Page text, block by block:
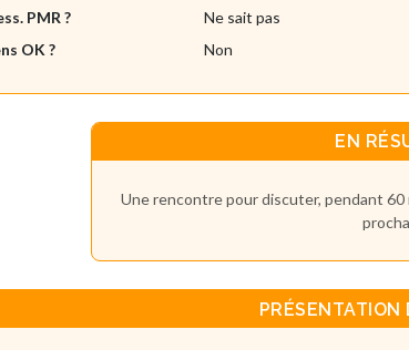
PMR ?
Ne sait pas
OK ?
Non
EN
Une rencontre pour discuter, pendant
PRÉSENTATION